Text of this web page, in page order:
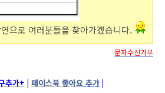
으로 여러분들을 찾아가겠습니다.
문자수신거부
추가+ | 페이스북 좋아요 추가 |